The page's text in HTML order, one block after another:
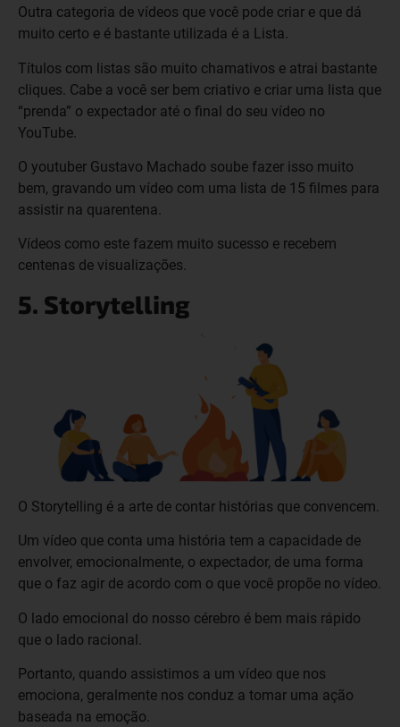
Outra categoria de vídeos que você pode criar e que dá
muito certo e é bastante utilizada é a Lista.
Títulos com listas são muito chamativos e atrai bastante
cliques. Cabe a você ser bem criativo e criar uma lista que
“prenda” o expectador até o final do seu vídeo no
YouTube.
O youtuber Gustavo Machado soube fazer isso muito
bem, gravando um vídeo com uma lista de 15 filmes para
assistir na quarentena.
Vídeos como este fazem muito sucesso e recebem
centenas de visualizações.
5. Storytelling
O Storytelling é a arte de contar histórias que convencem.
Um vídeo que conta uma história tem a capacidade de
envolver, emocionalmente, o expectador, de uma forma
que o faz agir de acordo com o que você propõe no vídeo.
O lado emocional do nosso cérebro é bem mais rápido
que o lado racional.
Portanto, quando assistimos a um vídeo que nos
emociona, geralmente nos conduz a tomar uma ação
baseada na emoção.